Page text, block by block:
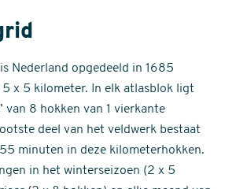
Nederland opgedeeld in 1685
x 5 kilometer. In elk atlasblok ligt
van 8 hokken van 1 vierkante
deel van het veldwerk bestaat
minuten in deze kilometerhokken.
in het winterseizoen (2 x 5